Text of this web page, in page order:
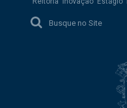
Busque no Site